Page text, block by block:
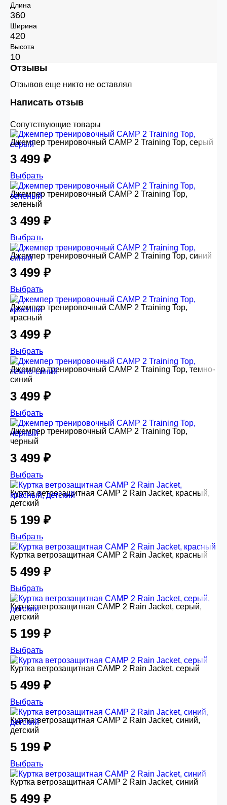
Длина
360
Ширина
420
Высота
10
Отзывы
Отзывов еще никто не оставлял
Написать отзыв
Сопутствующие товары
Джемпер тренировочный CAMP 2 Training Top, серый
3 499 ₽
Выбрать
Джемпер тренировочный CAMP 2 Training Top,
зеленый
3 499 ₽
Выбрать
Джемпер тренировочный CAMP 2 Training Top, синий
3 499 ₽
Выбрать
Джемпер тренировочный CAMP 2 Training Top,
красный
3 499 ₽
Выбрать
Джемпер тренировочный CAMP 2 Training Top, темно-
синий
3 499 ₽
Выбрать
Джемпер тренировочный CAMP 2 Training Top,
черный
3 499 ₽
Выбрать
Куртка ветрозащитная CAMP 2 Rain Jacket, красный,
детский
5 199 ₽
Выбрать
Куртка ветрозащитная CAMP 2 Rain Jacket, красный
5 499 ₽
Выбрать
Куртка ветрозащитная CAMP 2 Rain Jacket, серый,
детский
5 199 ₽
Выбрать
Куртка ветрозащитная CAMP 2 Rain Jacket, серый
5 499 ₽
Выбрать
Куртка ветрозащитная CAMP 2 Rain Jacket, синий,
детский
5 199 ₽
Выбрать
Куртка ветрозащитная CAMP 2 Rain Jacket, синий
5 499 ₽